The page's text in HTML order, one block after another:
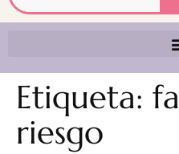
Etiqueta:
riesgo